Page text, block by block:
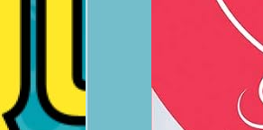
Patines et